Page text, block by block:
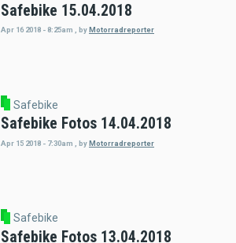
Safebike 15.04.2018
Apr 16 2018 - 8:25am byMotorradreporter
Safebike
Safebike Fotos 14.04.2018
Apr 15 2018 - 7:30am byMotorradreporter
Safebike
Safebike Fotos 13.04.2018